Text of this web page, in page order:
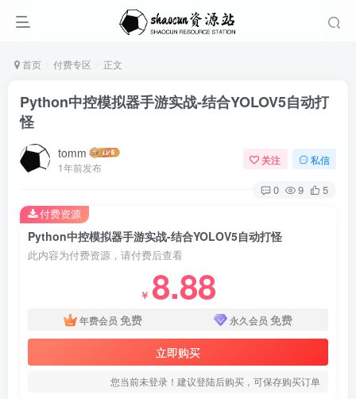
首页 付费专区 正文
Python中控模拟器手游实战-结合YOLOV5自动打
怪
tomm
1年前发布
关注 私信
0 9 5
Python中控模拟器手游实战-结合YOLOV5自动打怪
此内容为付费资源，请付费后查看
￥ 8.88
年费会员 免费 永久会员 免费
立即购买
您当前未登录！建议登陆后购买，可保存购买订单
付费资源